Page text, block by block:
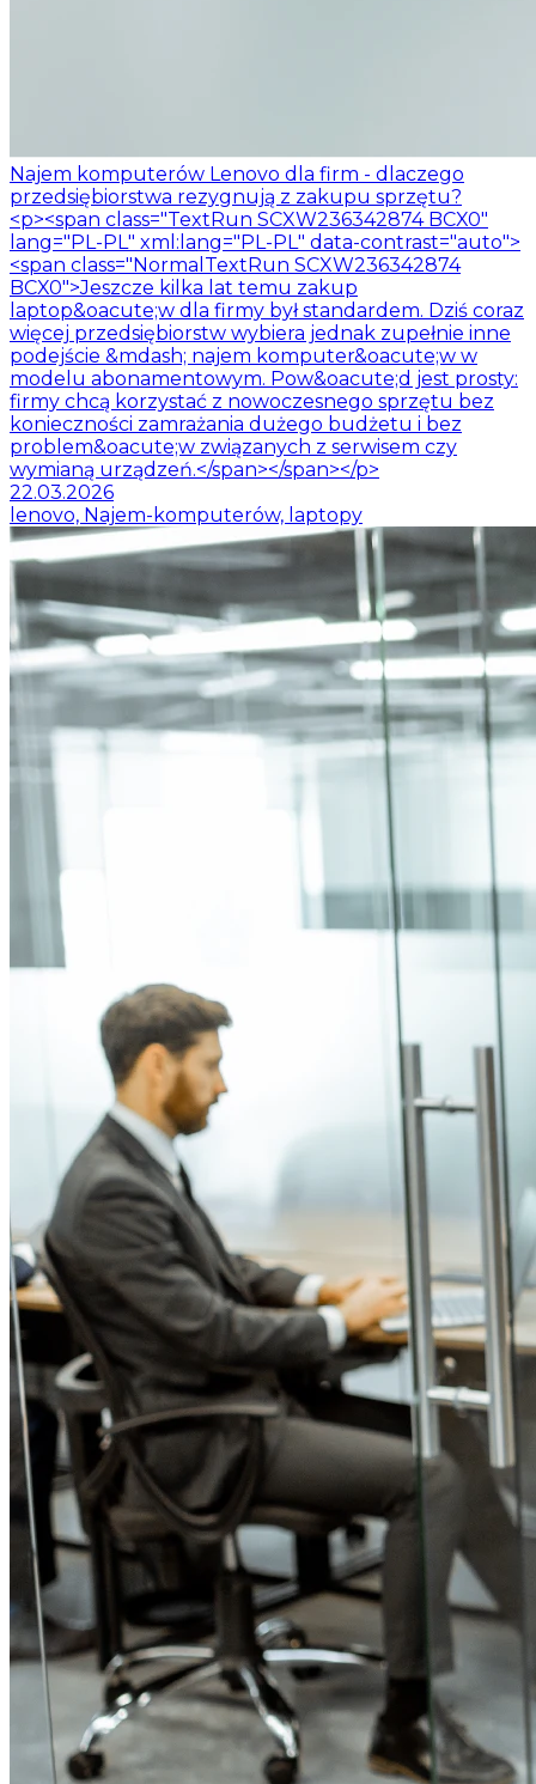
Najem komputerów Lenovo dla firm - dlaczego
przedsiębiorstwa rezygnują z zakupu sprzętu?
<p><span class="TextRun SCXW236342874 BCX0"
lang="PL-PL" xml:lang="PL-PL" data-contrast="auto">
<span class="NormalTextRun SCXW236342874
BCX0">Jeszcze kilka lat temu zakup
laptop&oacute;w dla firmy był standardem. Dziś coraz
więcej przedsiębiorstw wybiera jednak zupełnie inne
podejście &mdash; najem komputer&oacute;w w
modelu abonamentowym. Pow&oacute;d jest prosty:
firmy chcą korzystać z nowoczesnego sprzętu bez
konieczności zamrażania dużego budżetu i bez
problem&oacute;w związanych z serwisem czy
wymianą urządzeń.</span></span></p>
22.03.2026
lenovo, Najem-komputerów, laptopy